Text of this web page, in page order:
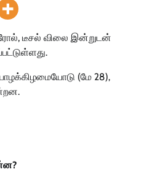
டீசல் விலை இன்றுடன்
(மே 28),